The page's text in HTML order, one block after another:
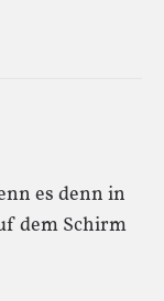
es denn in
dem Schirm